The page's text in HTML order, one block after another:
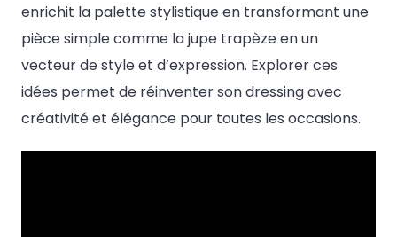
enrichit la palette stylistique en transformant une
pièce simple comme la jupe trapèze en un
vecteur de style et d’expression. Explorer ces
idées permet de réinventer son dressing avec
créativité et élégance pour toutes les occasions.